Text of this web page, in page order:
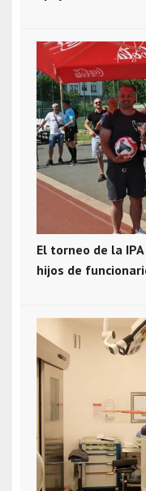
El torneo de la
hijos de